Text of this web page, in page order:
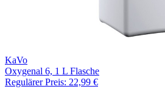
KaVo
Oxygenal 6, 1 L Flasche
Regulärer Preis: 22,99 €